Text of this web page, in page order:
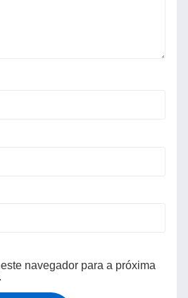
navegador para a próxima